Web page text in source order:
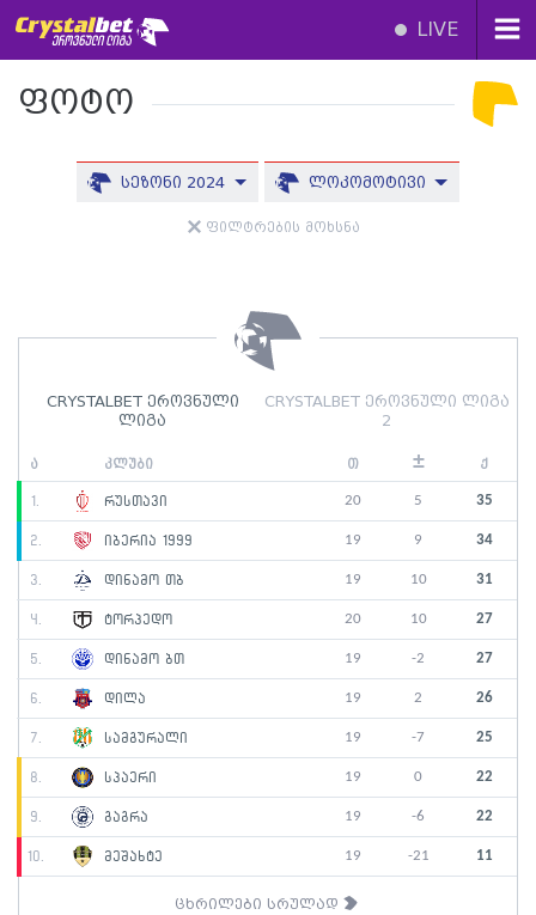
LIVE
CRYSTALBET ეროვნული
ლიგა
CRYSTALBET ეროვნული ლიგა
2
ა კლუბი თ ± ქ
1. რუსთავი 20 5 35
2. იბერია 1999 19 9 34
3. დინამო თბ 19 10 31
4. ტორპედო 20 10 27
5. დინამო ბთ 19 -2 27
6. დილა 19 2 26
7. სამგურალი 19 -7 25
8. სპაერი 19 0 22
9. გაგრა 19 -6 22
10. მეშახტე 19 -21 11
ცხრილები სრულად
ფოტო
სეზონი 2024 ლოკომოტივი
ფილტრების მოხსნა